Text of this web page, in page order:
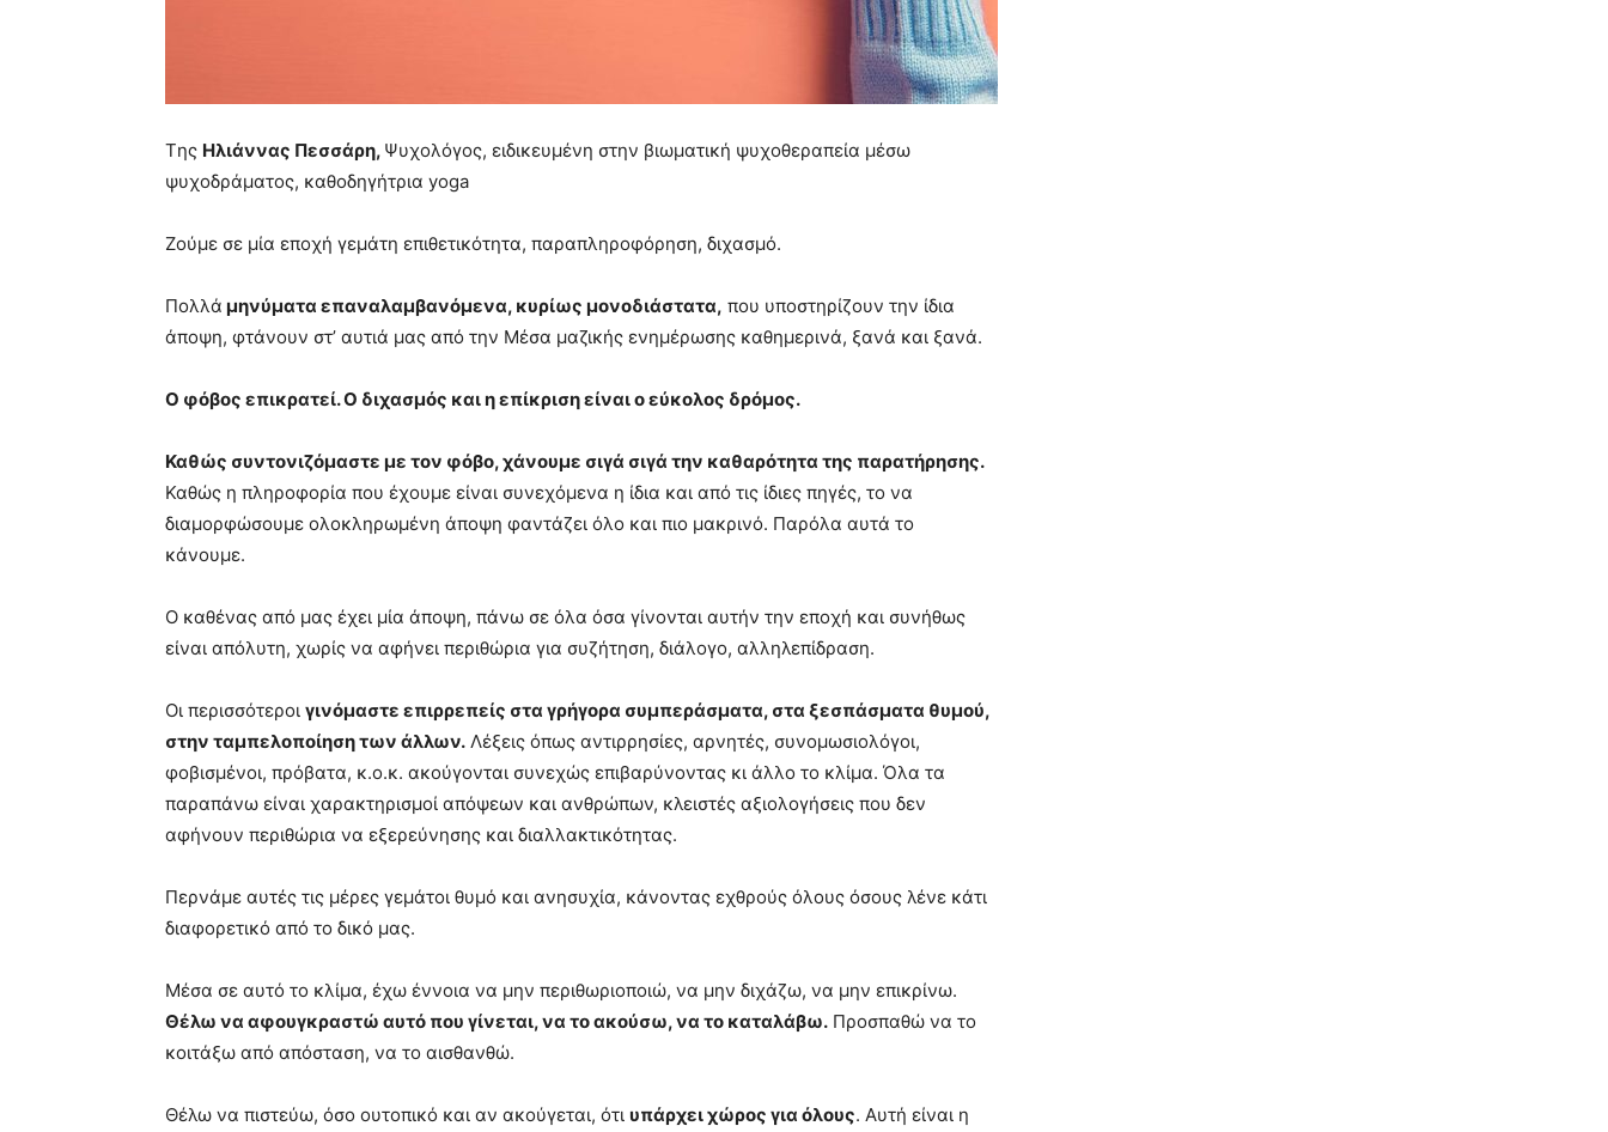
Tης Ηλιάννας Πεσσάρη, Ψυχολόγος, ειδικευμένη στην βιωματική ψυχοθεραπεία μέσω
ψυχοδράματος, καθοδηγήτρια yoga
Ζούμε σε μία εποχή γεμάτη επιθετικότητα, παραπληροφόρηση, διχασμό.
Πολλά μηνύματα επαναλαμβανόμενα, κυρίως μονοδιάστατα, που υποστηρίζουν την ίδια
άποψη, φτάνουν στ’ αυτιά μας από την Μέσα μαζικής ενημέρωσης καθημερινά, ξανά και ξανά.
Ο φόβος επικρατεί. Ο διχασμός και η επίκριση είναι ο εύκολος δρόμος.
Καθώς συντονιζόμαστε με τον φόβο, χάνουμε σιγά σιγά την καθαρότητα της παρατήρησης.
Καθώς η πληροφορία που έχουμε είναι συνεχόμενα η ίδια και από τις ίδιες πηγές, το να
διαμορφώσουμε ολοκληρωμένη άποψη φαντάζει όλο και πιο μακρινό. Παρόλα αυτά το
κάνουμε.
Ο καθένας από μας έχει μία άποψη, πάνω σε όλα όσα γίνονται αυτήν την εποχή και συνήθως
είναι απόλυτη, χωρίς να αφήνει περιθώρια για συζήτηση, διάλογο, αλληλεπίδραση.
Οι περισσότεροι γινόμαστε επιρρεπείς στα γρήγορα συμπεράσματα, στα ξεσπάσματα θυμού,
στην ταμπελοποίηση των άλλων. Λέξεις όπως αντιρρησίες, αρνητές, συνομωσιολόγοι,
φοβισμένοι, πρόβατα, κ.ο.κ. ακούγονται συνεχώς επιβαρύνοντας κι άλλο το κλίμα. Όλα τα
παραπάνω είναι χαρακτηρισμοί απόψεων και ανθρώπων, κλειστές αξιολογήσεις που δεν
αφήνουν περιθώρια να εξερεύνησης και διαλλακτικότητας.
Περνάμε αυτές τις μέρες γεμάτοι θυμό και ανησυχία, κάνοντας εχθρούς όλους όσους λένε κάτι
διαφορετικό από το δικό μας.
Μέσα σε αυτό το κλίμα, έχω έννοια να μην περιθωριοποιώ, να μην διχάζω, να μην επικρίνω.
Θέλω να αφουγκραστώ αυτό που γίνεται, να το ακούσω, να το καταλάβω. Προσπαθώ να το
κοιτάξω από απόσταση, να το αισθανθώ.
Θέλω να πιστεύω, όσο ουτοπικό και αν ακούγεται, ότι υπάρχει χώρος για όλους. Αυτή είναι η